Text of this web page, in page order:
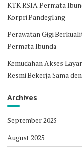
KTK RSIA Permata
Korpri Pandeglang
Perawatan Gigi
Permata Ibunda
Kemudahan Akses
Resmi Bekerja Sama
Archives
September 2025
August 2025